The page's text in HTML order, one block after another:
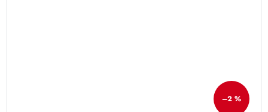
–2 %